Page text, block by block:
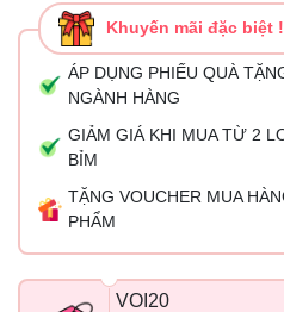
Khuyến mãi đặc biệt
ÁP DỤNG PHIẾU QUÀ
NGÀNH HÀNG
GIẢM GIÁ KHI MUA TỪ 2
BỈM
TẶNG VOUCHER MUA
PHẨM
VOI20